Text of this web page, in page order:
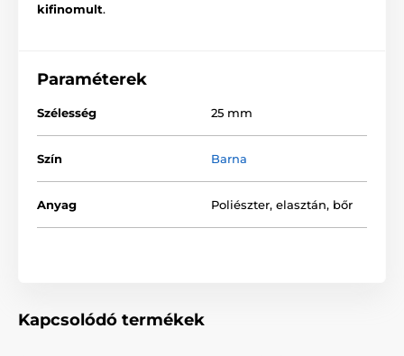
kifinomult.
Paraméterek
Szélesség 25 mm
Szín Barna
Anyag Poliészter, elasztán, bőr
Kapcsolódó termékek